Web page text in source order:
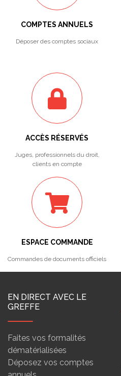
COMPTES ANNUELS
Déposer des comptes sociaux
ACCÈS RÉSERVÉS
Juges, professionnels du droit,
clients en compte
ESPACE COMMANDE
Commandes de documents officiels
EN DIRECT AVEC LE
GREFFE
Faites vos formalités
dématérialisées
Déposez vos comptes